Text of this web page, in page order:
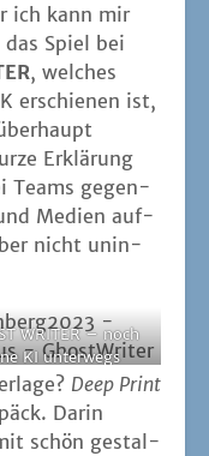
ich kann mir
Spiel bei
, wel­ches
erschie­nen ist,
Erklä­rung
Teams gegen­
Medi­en auf­
nicht unin­
WRITER – noch
KI unterwegs
Deep Print
Dar­in
schön gestal­